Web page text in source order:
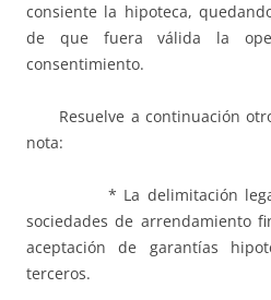
consiente la hipoteca,
de que fuera válida la
consentimiento.
Resuelve a continuación
nota:
* La delimitación legal
sociedades de arrendamiento
aceptación de garantías
terceros.